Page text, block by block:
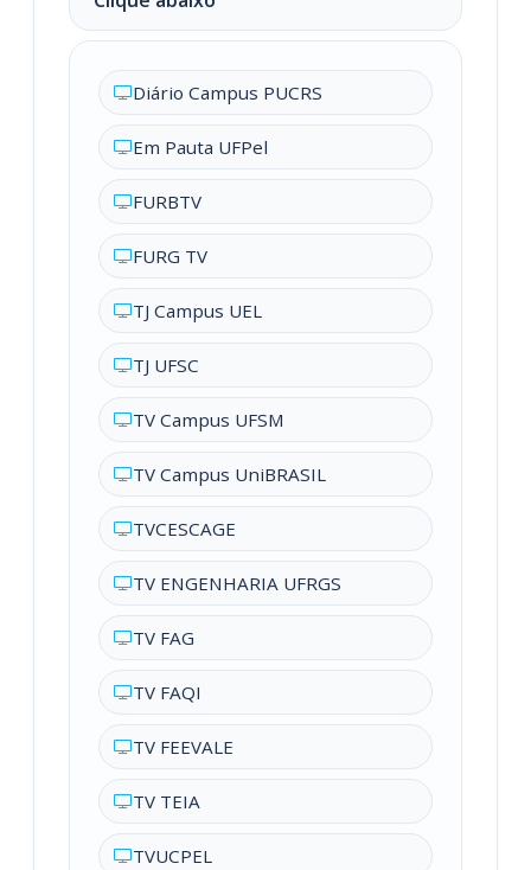
Diário Campus PUCRS
Em Pauta UFPel
FURBTV
FURG TV
TJ Campus UEL
TJ UFSC
TV Campus UFSM
TV Campus UniBRASIL
TVCESCAGE
TV ENGENHARIA UFRGS
TV FAG
TV FAQI
TV FEEVALE
TV TEIA
TVUCPEL